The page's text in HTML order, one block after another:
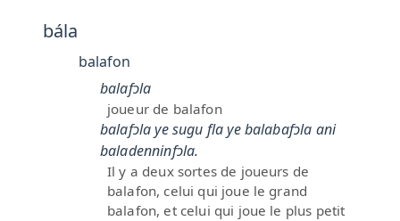
bála
balafon
balafɔla
joueur de balafon
balafɔla ye sugu fla ye balabafɔla ani
baladenninfɔla.
Il y a deux sortes de joueurs de
balafon, celui qui joue le grand
balafon, et celui qui joue le plus petit